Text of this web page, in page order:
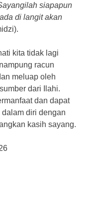
siapapun
di langit akan
kita tidak lagi
racun
meluap oleh
dari Ilahi.
dan dapat
diri dengan
kasih sayang.